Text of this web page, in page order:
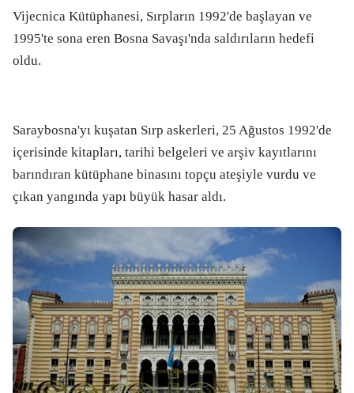
Vijecnica Kütüphanesi, Sırpların 1992'de başlayan ve
1995'te sona eren Bosna Savaşı'nda saldırıların hedefi
oldu.
Saraybosna'yı kuşatan Sırp askerleri, 25 Ağustos 1992'de
içerisinde kitapları, tarihi belgeleri ve arşiv kayıtlarını
barındıran kütüphane binasını topçu ateşiyle vurdu ve
çıkan yangında yapı büyük hasar aldı.